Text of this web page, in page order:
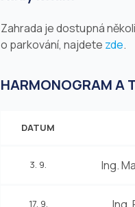
Zahrada je dostupná
o parkování, najdete zde.
HARMONOGRAM A
DATUM
3. 9. Ing.
17. 9.